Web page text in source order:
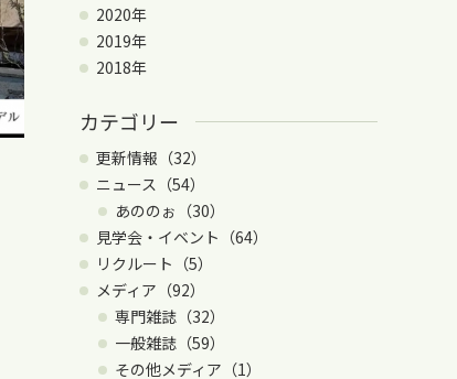
2020年
2019年
2018年
カテゴリー
更新情報（32）
ニュース（54）
あののぉ（30）
見学会・イベント（64）
リクルート（5）
メディア（92）
専門雑誌（32）
一般雑誌（59）
その他メディア（1）